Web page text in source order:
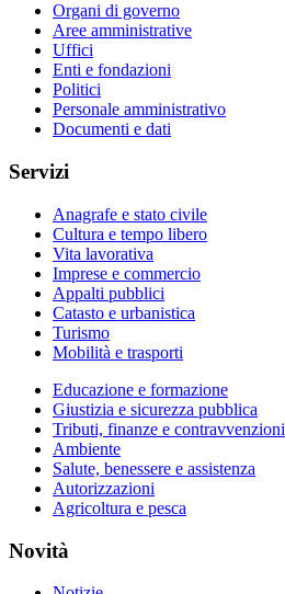
Organi di governo
Aree amministrative
Uffici
Enti e fondazioni
Politici
Personale amministrativo
Documenti e dati
Servizi
Anagrafe e stato civile
Cultura e tempo libero
Vita lavorativa
Imprese e commercio
Appalti pubblici
Catasto e urbanistica
Turismo
Mobilità e trasporti
Educazione e formazione
Giustizia e sicurezza pubblica
Tributi, finanze e contravvenzioni
Ambiente
Salute, benessere e assistenza
Autorizzazioni
Agricoltura e pesca
Novità